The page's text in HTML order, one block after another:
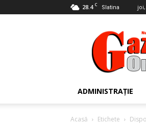
28.4 C Slatina
ADMINISTRAȚIE
Acasă Etichete